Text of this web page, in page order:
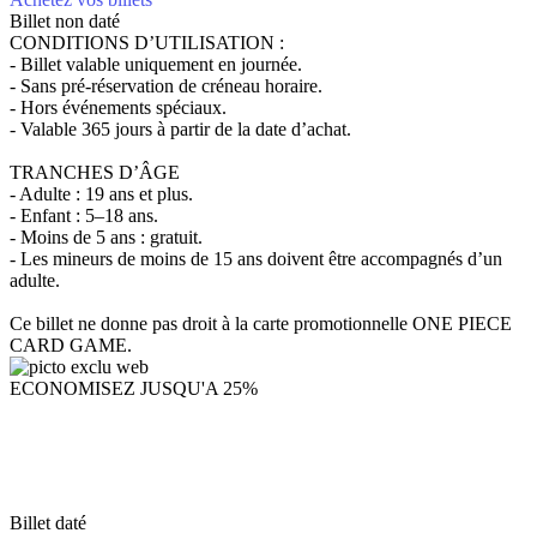
Billet non daté
CONDITIONS D’UTILISATION :
- Billet valable uniquement en journée.
- Sans pré-réservation de créneau horaire.
- Hors événements spéciaux.
- Valable 365 jours à partir de la date d’achat.
TRANCHES D’ÂGE
- Adulte : 19 ans et plus.
- Enfant : 5–18 ans.
- Moins de 5 ans : gratuit.
- Les mineurs de moins de 15 ans doivent être accompagnés d’un
adulte.
Ce billet ne donne pas droit à la carte promotionnelle ONE PIECE
CARD GAME.
ECONOMISEZ JUSQU'A 25%
Billet daté